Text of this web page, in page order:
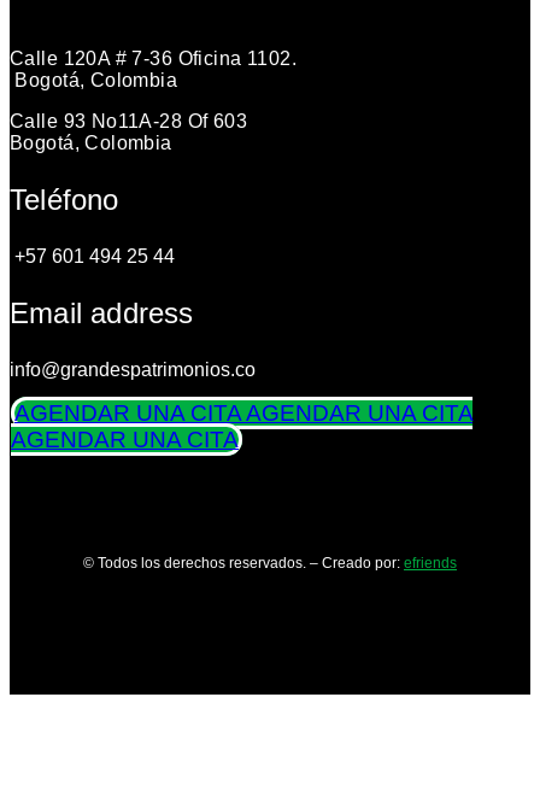
Calle 120A # 7-36 Oficina 1102.
Bogotá, Colombia
Calle 93 No11A-28 Of 603
Bogotá, Colombia
Teléfono
+57 601 494 25 44
Email address
info@grandespatrimonios.co
AGENDAR UNA CITAAGENDAR UNA CITA
AGENDAR UNA CITA
© Todos los derechos reservados. – Creado por: efriends